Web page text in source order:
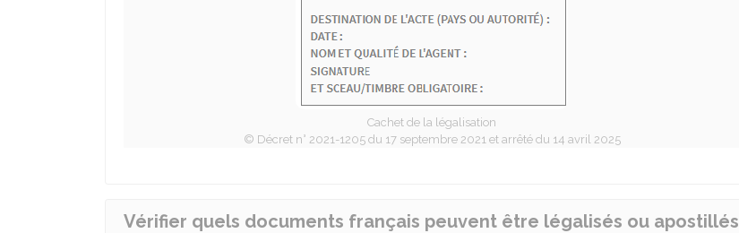
Cachet de la légalisation
© Décret n° 2021-1205 du 17 septembre 2021 et arrêté du 14 avril 2025
Vérifier quels documents français peuvent être légalisés ou apostillés